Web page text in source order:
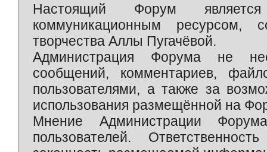
Настоящий Форум является
коммуникационным ресурсом,
творчества Аллы Пугачёвой.
Администрация Форума не
сообщений, комментариев,
пользователями, а также за
использования размещённой на
Мнение Администрации
пользователей.